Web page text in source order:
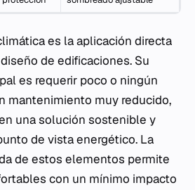
es la aplicación directa
de edificaciones. Su
es requerir poco o ningún
mantenimiento muy reducido,
una solución sostenible y
de vista energético. La
de estos elementos permite
con un mínimo impacto